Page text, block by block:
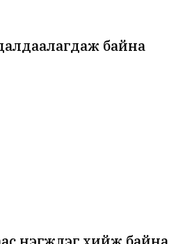
байна